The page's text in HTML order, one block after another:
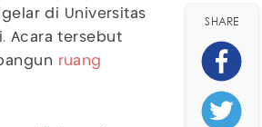
di Universitas
Acara tersebut
ruang
SHARE